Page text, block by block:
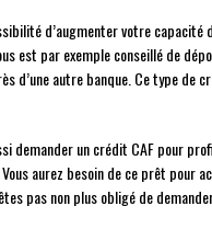
d’augmenter votre capacité
est par exemple conseillé de
d’une autre banque. Ce type de
demander un crédit CAF pour
aurez besoin de ce prêt pour
pas non plus obligé de